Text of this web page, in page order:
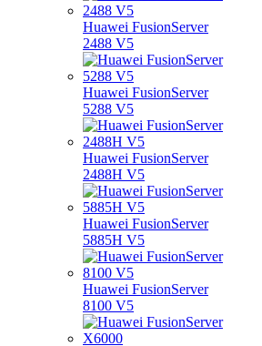
Huawei FusionServer
2488 V5
Huawei FusionServer
5288 V5
Huawei FusionServer
2488H V5
Huawei FusionServer
5885H V5
Huawei FusionServer
8100 V5